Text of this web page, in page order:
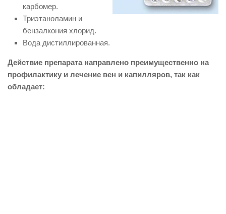
карбомер.
Триэтаноламин и
бензалкония хлорид.
Вода дистиллированная.
Действие препарата направлено преимущественно на
профилактику и лечение вен и капилляров, так как
обладает: